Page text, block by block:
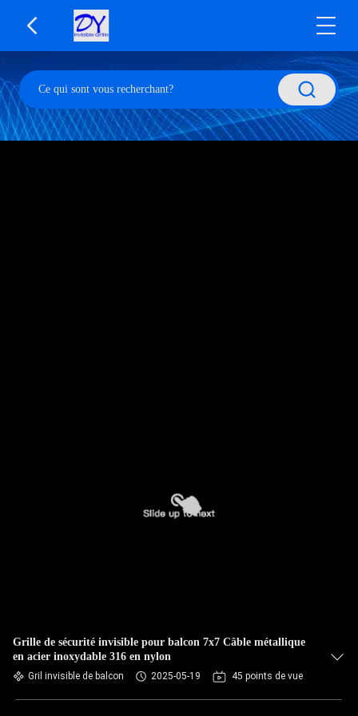
Grille de sécurité invisible pour balcon 7x7 Câble métallique
en acier inoxydable 316 en nylon
Gril invisible de balcon 2025-05-19 45 points de vue